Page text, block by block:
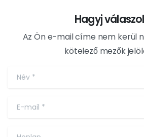
Hagyj
Az Ön e-mail címe nem kerül
kötelező mezők
Név*
E-mail*
Honlap